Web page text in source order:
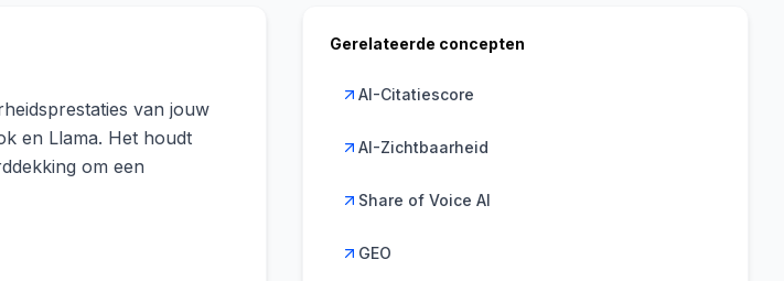
van jouw
en Llama. Het houdt
om een
Gerelateerde concepten
AI-Citatiescore
AI-Zichtbaarheid
Share of Voice AI
GEO